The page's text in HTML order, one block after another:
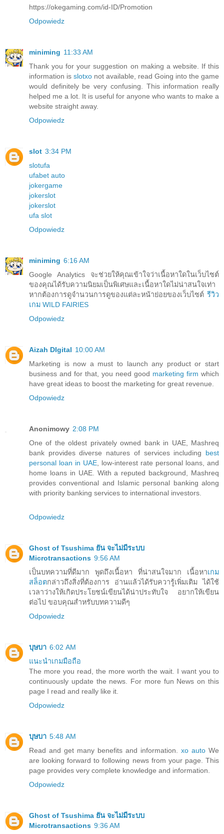
https://okegaming.com/id-ID/Promotion
Odpowiedz
miniming 11:33 AM
Thank you for your suggestion on making a website. If this
information is slotxo not available, read Going into the game
would definitely be very confusing. This information really
helped me a lot. It is useful for anyone who wants to make a
website straight away.
Odpowiedz
slot 3:34 PM
slotufa
ufabet auto
jokergame
jokerslot
jokerslot
ufa slot
Odpowiedz
miniming 6:16 AM
Google Analytics จะช่วยให้คุณเข้าใจว่าเนื้อหาใดในเว็บไซต์
ของคุณได้รับความนิยมเป็นพิเศษและเนื้อหาใดไม่น่าสนใจเท่า
หากต้องการดูจำนวนการดูของแต่ละหน้าย่อยของเว็บไซต์ รีวิว
เกม WILD FAIRIES
Odpowiedz
Aizah DIgital 10:00 AM
Marketing is now a must to launch any product or start
business and for that, you need good marketing firm which
have great ideas to boost the marketing for great revenue.
Odpowiedz
Anonimowy 2:08 PM
One of the oldest privately owned bank in UAE, Mashreq
bank provides diverse natures of services including best
personal loan in UAE , low-interest rate personal loans, and
home loans in UAE. With a reputed background, Mashreq
provides conventional and Islamic personal banking along
with priority banking services to international investors.
Odpowiedz
Ghost of Tsushima ยัน จะไม่มีระบบ
Microtransactions 9:56 AM
เป็นบทความที่ดีมาก พูดถึงเนื้อหา ที่น่าสนใจมาก เนื้อหาเกม
สล็อตกล่าวถึงสิ่งที่ต้องการ อ่านแล้วได้รับควารู้เพิ่มเติม ได้ใช้
เวลาว่างให้เกิดประโยชน์เขียนได้น่าประทับใจ อยากให้เขียน
ต่อไป ขอบคุณสำหรับบทความดีๆ
Odpowiedz
บุษบา 6:02 AM
แนะนำเกมมือถือ
The more you read, the more worth the wait. I want you to
continuously update the news. For more fun News on this
page I read and really like it.
Odpowiedz
บุษบา 5:48 AM
Read and get many benefits and information. xo auto We
are looking forward to following news from your page. This
page provides very complete knowledge and information.
Odpowiedz
Ghost of Tsushima ยัน จะไม่มีระบบ
Microtransactions 9:36 AM